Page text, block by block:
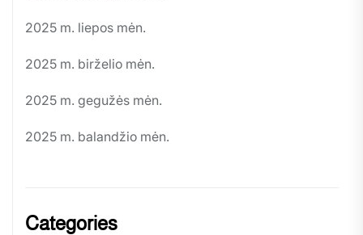
2025 m. liepos mėn.
2025 m. birželio mėn.
2025 m. gegužės mėn.
2025 m. balandžio mėn.
Categories